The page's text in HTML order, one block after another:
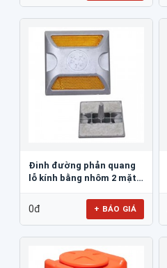
Đinh đường phản quang
lỗ kính bằng nhôm 2 mặt
0đ + BÁO GIÁ